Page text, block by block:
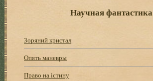
Научная фантастика
Зоряний кристал
Опять маневры
Право на істину